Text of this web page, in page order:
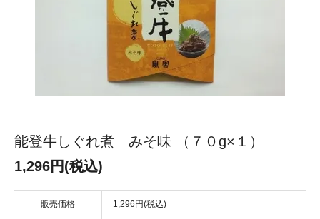
能登牛しぐれ煮 みそ味 （７０g×１）
1,296円(税込)
販売価格 1,296円(税込)